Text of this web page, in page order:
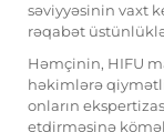
səviyyəsinin vaxt
rəqabət
Həmçinin, HIFU
həkimlərə
onların
etdirməsinə